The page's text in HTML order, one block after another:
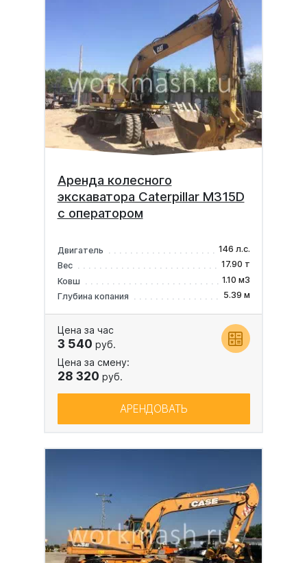
Аренда колесного
экскаватора Caterpillar М315D
с оператором
Двигатель
146 л.с.
Вес
17.90 т
Ковш
1.10 м3
Глубина копания
5.39 м
Цена за час
3 540 руб.
Цена за смену:
28 320 руб.
АРЕНДОВАТЬ